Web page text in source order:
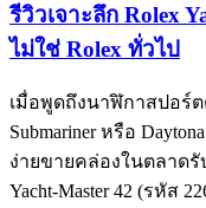
รีวิวเจาะลึก Rolex
ไม่ใช่ Rolex ทั่วไป
เมื่อพูดถึงนาฬิกาสปอร์
Submariner หรือ
ง่ายขายคล่องในตลาด
Yacht-Master 42 (รหัส